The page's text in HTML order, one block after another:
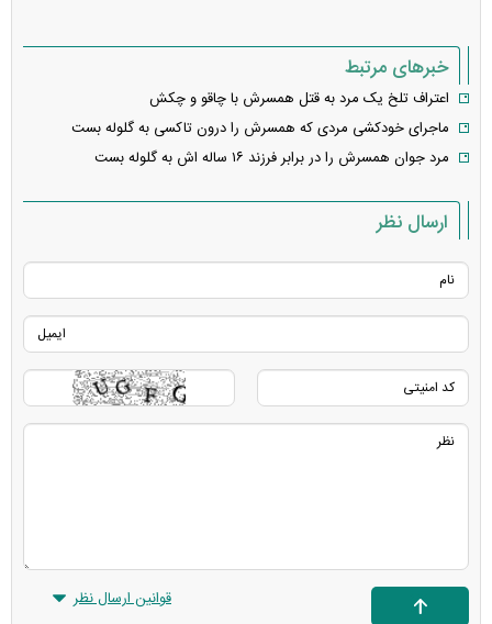
خبرهای مرتبط
اعتراف تلخ یک مرد به قتل همسرش با چاقو و چکش
ماجرای خودکشی مردی که همسرش را درون تاکسی به گلوله بست
مرد جوان همسرش را در برابر فرزند ۱۶ ساله اش به گلوله بست
ارسال نظر
قوانین ارسال نظر